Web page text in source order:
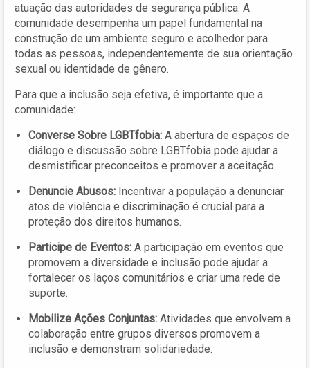
atuação das autoridades de segurança pública. A
comunidade desempenha um papel fundamental na
construção de um ambiente seguro e acolhedor para
todas as pessoas, independentemente de sua orientação
sexual ou identidade de gênero.
Para que a inclusão seja efetiva, é importante que a
comunidade:
Converse Sobre LGBTfobia: A abertura de espaços de
diálogo e discussão sobre LGBTfobia pode ajudar a
desmistificar preconceitos e promover a aceitação.
Denuncie Abusos: Incentivar a população a denunciar
atos de violência e discriminação é crucial para a
proteção dos direitos humanos.
Participe de Eventos: A participação em eventos que
promovem a diversidade e inclusão pode ajudar a
fortalecer os laços comunitários e criar uma rede de
suporte.
Mobilize Ações Conjuntas: Atividades que envolvem a
colaboração entre grupos diversos promovem a
inclusão e demonstram solidariedade.